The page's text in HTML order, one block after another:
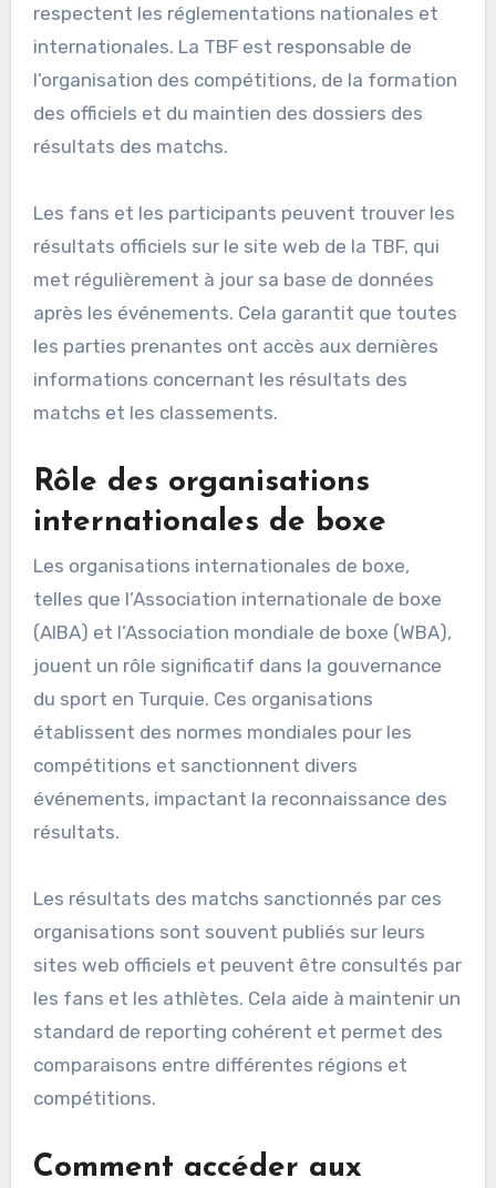
respectent les réglementations nationales et
internationales. La TBF est responsable de
l’organisation des compétitions, de la formation
des officiels et du maintien des dossiers des
résultats des matchs.
Les fans et les participants peuvent trouver les
résultats officiels sur le site web de la TBF, qui
met régulièrement à jour sa base de données
après les événements. Cela garantit que toutes
les parties prenantes ont accès aux dernières
informations concernant les résultats des
matchs et les classements.
Rôle des organisations
internationales de boxe
Les organisations internationales de boxe,
telles que l’Association internationale de boxe
(AIBA) et l’Association mondiale de boxe (WBA),
jouent un rôle significatif dans la gouvernance
du sport en Turquie. Ces organisations
établissent des normes mondiales pour les
compétitions et sanctionnent divers
événements, impactant la reconnaissance des
résultats.
Les résultats des matchs sanctionnés par ces
organisations sont souvent publiés sur leurs
sites web officiels et peuvent être consultés par
les fans et les athlètes. Cela aide à maintenir un
standard de reporting cohérent et permet des
comparaisons entre différentes régions et
compétitions.
Comment accéder aux